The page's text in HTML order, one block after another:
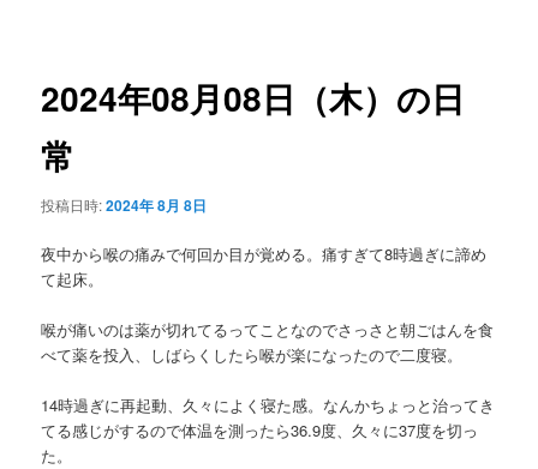
ー
ョ
ン
2024年08月08日（木）の日
常
投稿日時:2024年 8月 8日
夜中から喉の痛みで何回か目が覚める。痛すぎて8時過ぎに諦め
て起床。
喉が痛いのは薬が切れてるってことなのでさっさと朝ごはんを食
べて薬を投入、しばらくしたら喉が楽になったので二度寝。
14時過ぎに再起動、久々によく寝た感。なんかちょっと治ってき
てる感じがするので体温を測ったら36.9度、久々に37度を切っ
た。